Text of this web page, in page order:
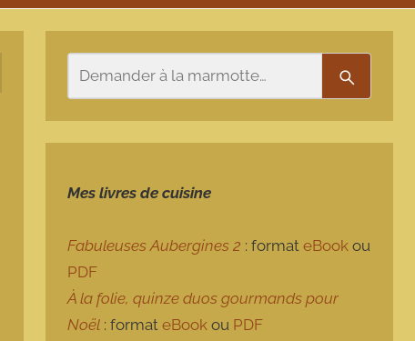
Mes livres de cuisine
Fabuleuses Aubergines 2 : formateBook ou
PDF
À la folie, quinze duos gourmands pour
Noël : formateBook ou PDF